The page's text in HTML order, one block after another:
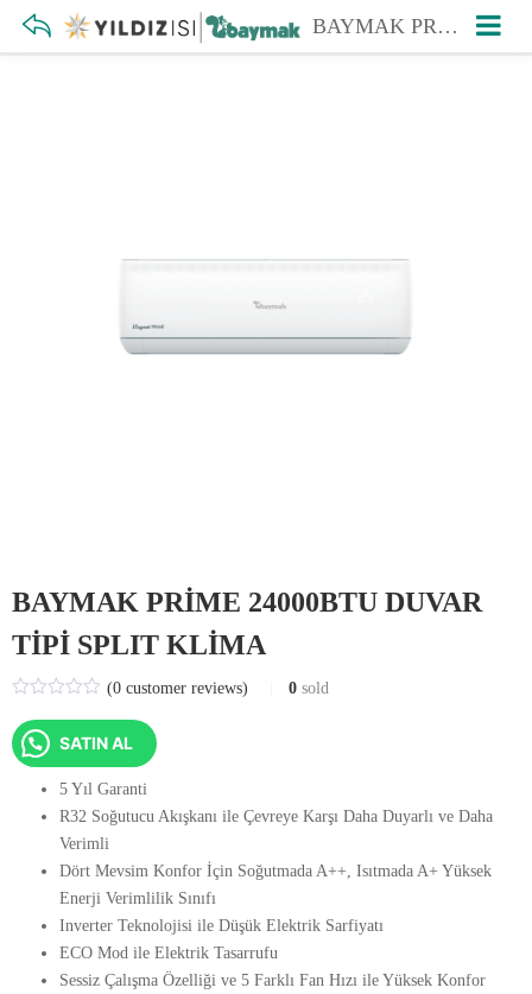
BAYMAK PRİME 24000BTU DUVAR TİPİ SPLIT KLİMA
BAYMAK PRİME 24000BTU DUVAR
TİPİ SPLIT KLİMA
(0customer reviews) 0 sold
SATIN AL
5 Yıl Garanti
R32 Soğutucu Akışkanı ile Çevreye Karşı Daha Duyarlı ve Daha
Verimli
Dört Mevsim Konfor İçin Soğutmada A++, Isıtmada A+ Yüksek
Enerji Verimlilik Sınıfı
Inverter Teknolojisi ile Düşük Elektrik Sarfiyatı
ECO Mod ile Elektrik Tasarrufu
Sessiz Çalışma Özelliği ve 5 Farklı Fan Hızı ile Yüksek Konfor